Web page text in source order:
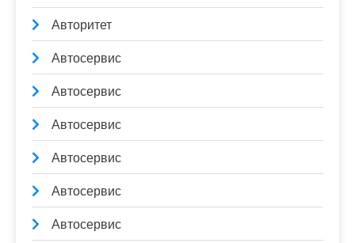
Авторитет
Автосервис
Автосервис
Автосервис
Автосервис
Автосервис
Автосервис